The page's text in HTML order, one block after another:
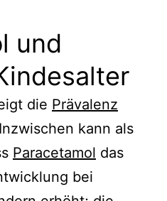
und
die Prävalenz
kann als
Paracetamol das
bei